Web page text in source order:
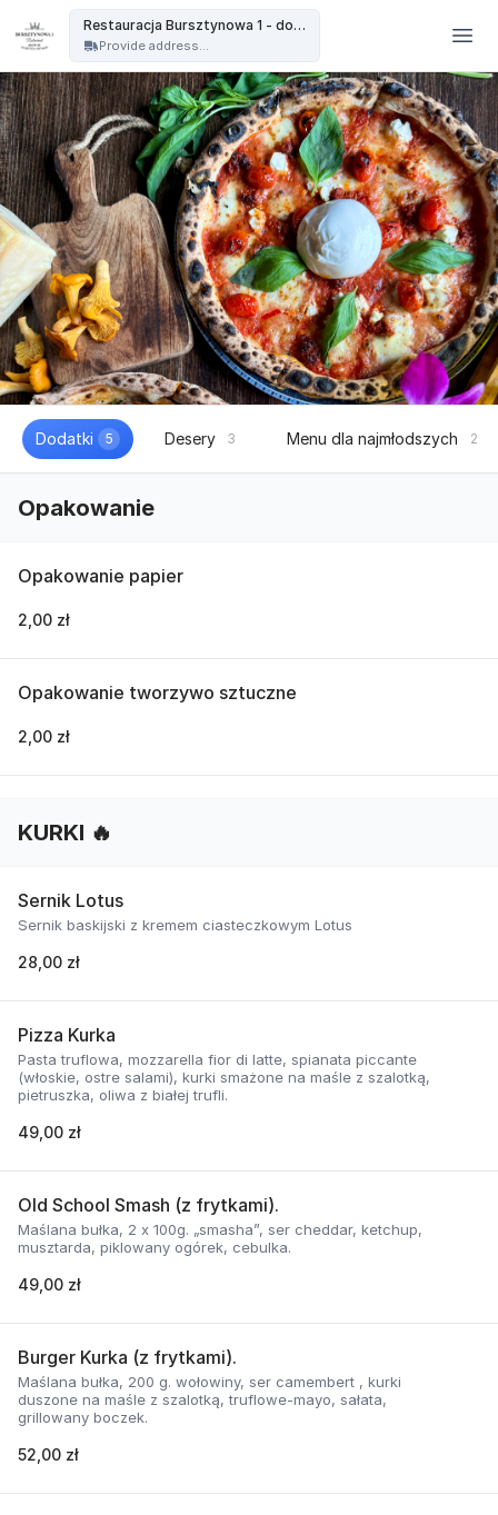
Restauracja Bursztynowa 1 - dowóz
Provide address...
Dodatki 5 Desery 3 Menu dla najmłodszych 2
Opakowanie
Opakowanie papier
2,00 zł
Opakowanie tworzywo sztuczne
2,00 zł
KURKI 🔥
Sernik Lotus
Sernik baskijski z kremem ciasteczkowym Lotus
28,00 zł
Pizza Kurka
Pasta truflowa, mozzarella fior di latte, spianata piccante
(włoskie, ostre salami), kurki smażone na maśle z szalotką,
pietruszka, oliwa z białej trufli.
49,00 zł
Old School Smash (z frytkami).
Maślana bułka, 2 x 100g. „smasha”, ser cheddar, ketchup,
musztarda, piklowany ogórek, cebulka.
49,00 zł
Burger Kurka (z frytkami).
Maślana bułka, 200 g. wołowiny, ser camembert , kurki
duszone na maśle z szalotką, truflowe-mayo, sałata,
grillowany boczek.
52,00 zł